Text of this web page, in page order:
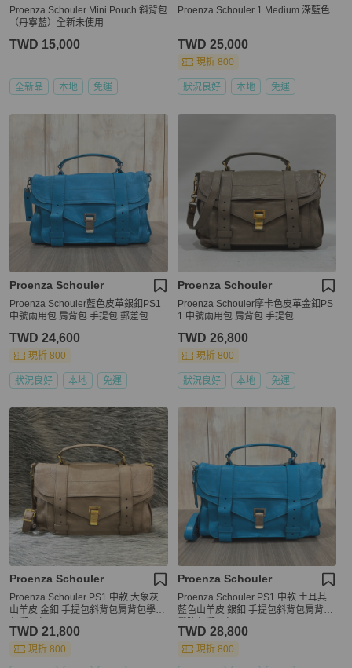
Proenza Schouler Mini Pouch 斜背包
（丹寧藍）全新未使用
TWD 15,000
全新品 本地 免運
Proenza Schouler 1 Medium 深藍色
TWD 25,000
現折 800
狀況良好 本地 免運
Proenza Schouler
Proenza Schouler藍色皮革銀釦PS1
中號兩用包 肩背包 手提包 郵差包
TWD 24,600
現折 800
狀況良好 本地 免運
Proenza Schouler
Proenza Schouler摩卡色皮革金釦PS
1 中號兩用包 肩背包 手提包
TWD 26,800
現折 800
狀況良好 本地 免運
Proenza Schouler
Proenza Schouler PS1 中款 大象灰
山羊皮 金釦 手提包斜背包肩背包學院
TWD 21,800
現折 800
Proenza Schouler
Proenza Schouler PS1 中款 土耳其
藍色山羊皮 銀釦 手提包斜背包肩背包
TWD 28,800
現折 800